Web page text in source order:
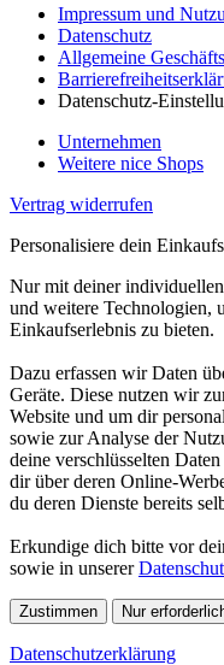
Impressum und
Datenschutz
Allgemeine
Datenschutz-
Unternehmen
Weitere nice Shops
Vertrag widerrufen
Personalisiere dein
Nur mit deiner
und weitere Technologien,
Einkaufserlebnis zu bieten.
Dazu erfassen wir Daten
Geräte. Diese nutzen wir
Website und um dir
sowie zur Analyse der
deine verschlüsselten
dir über deren Online-
du deren Dienste bereits
Erkundige dich bitte vor
sowie in unserer
Zustimmen Nur
Datenschutzerklärung